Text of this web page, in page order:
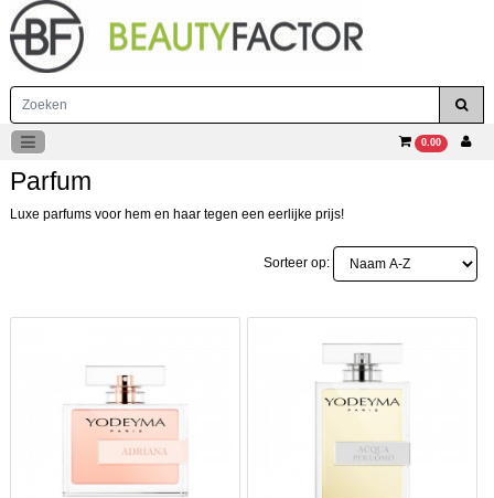
0.00
Parfum
Luxe parfums voor hem en haar tegen een eerlijke prijs!
Sorteer op: